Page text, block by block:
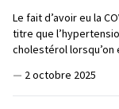
Le fait d’avoir eu la
titre que
cholestérol lorsqu’on
— 2 octobre 2025